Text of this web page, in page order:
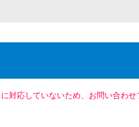
対応していないため、お問い合わせ